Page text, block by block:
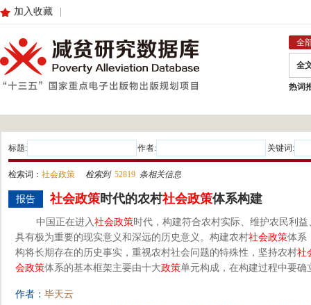
加入收藏
全
全
热词
标题: 作者: 关键词:
检索词： 社会政策 检索到 52819 条相关信息
报告 社会政策时代的农村社会政策体系构建
中国正在进入社会政策时代，构建符合农村实际、维护农民利
具有极为重要的现实意义和深远的历史意义。构建农村社会政策体系
构将长期存在的历史事实，重视农村社会问题的特殊性，坚持农村社
会政策体系的基本框架主要由十大政策单元构成，在构建过程中要确
作者： 毕天云